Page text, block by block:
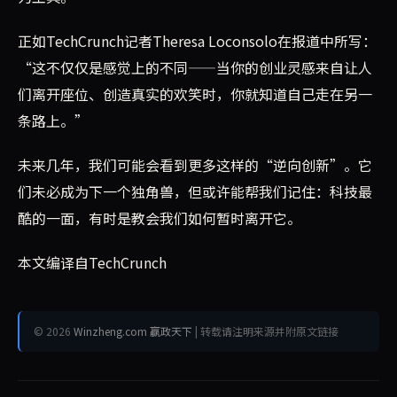
正如TechCrunch记者Theresa Loconsolo在报道中所写：
“这不仅仅是感觉上的不同——当你的创业灵感来自让人
们离开座位、创造真实的欢笑时，你就知道自己走在另一
条路上。”
未来几年，我们可能会看到更多这样的“逆向创新”。它
们未必成为下一个独角兽，但或许能帮我们记住：科技最
酷的一面，有时是教会我们如何暂时离开它。
本文编译自TechCrunch
© 2026 Winzheng.com 赢政天下 | 转载请注明来源并附原文链接